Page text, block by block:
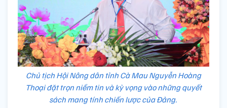
Chủ tịch Hội Nông dân tỉnh Cà Mau Nguyễn Hoàng
Thoại đặt trọn niềm tin và kỳ vọng vào những quyết
sách mang tính chiến lược của Đảng.